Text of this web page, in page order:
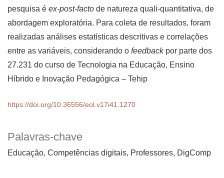
Palavras-chave
Educação, Competências digitais, Professores, DigComp
pesquisa é ex-post-facto de natureza quali-quantitativa, de
abordagem exploratória. Para coleta de resultados, foram
realizadas análises estatísticas descritivas e correlações
entre as variáveis, considerando o feedbackpor parte dos
27.231 do curso de Tecnologia na Educação, Ensino
Híbrido e Inovação Pedagógica – Tehip
https://doi.org/10.36556/eol.v17i41.1270